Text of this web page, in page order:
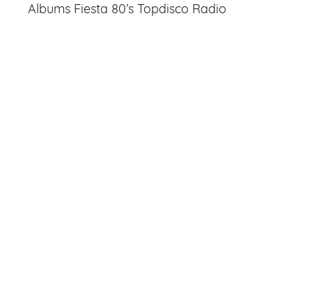
Albums Fiesta 80’s Topdisco Radio